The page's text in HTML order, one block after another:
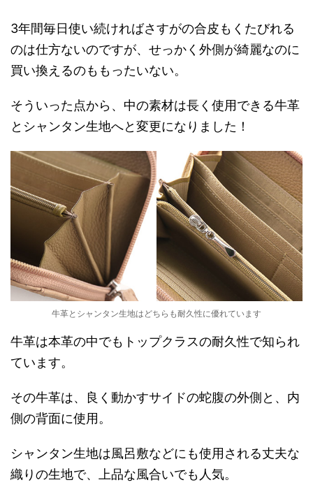
3年間毎日使い続ければさすがの合皮もくたびれる
のは仕方ないのですが、せっかく外側が綺麗なのに
買い換えるのももったいない。
そういった点から、中の素材は長く使用できる牛革
とシャンタン生地へと変更になりました！
牛革とシャンタン生地はどちらも耐久性に優れています
牛革は本革の中でもトップクラスの耐久性で知られ
ています。
その牛革は、良く動かすサイドの蛇腹の外側と、内
側の背面に使用。
シャンタン生地は風呂敷などにも使用される丈夫な
織りの生地で、上品な風合いでも人気。